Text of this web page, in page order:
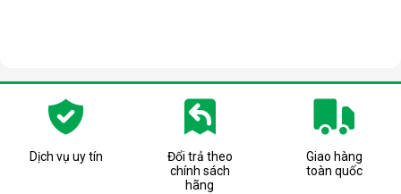
Dịch vụ uy tín
Đổi trả theo
chính sách
hãng
Giao hàng
toàn quốc